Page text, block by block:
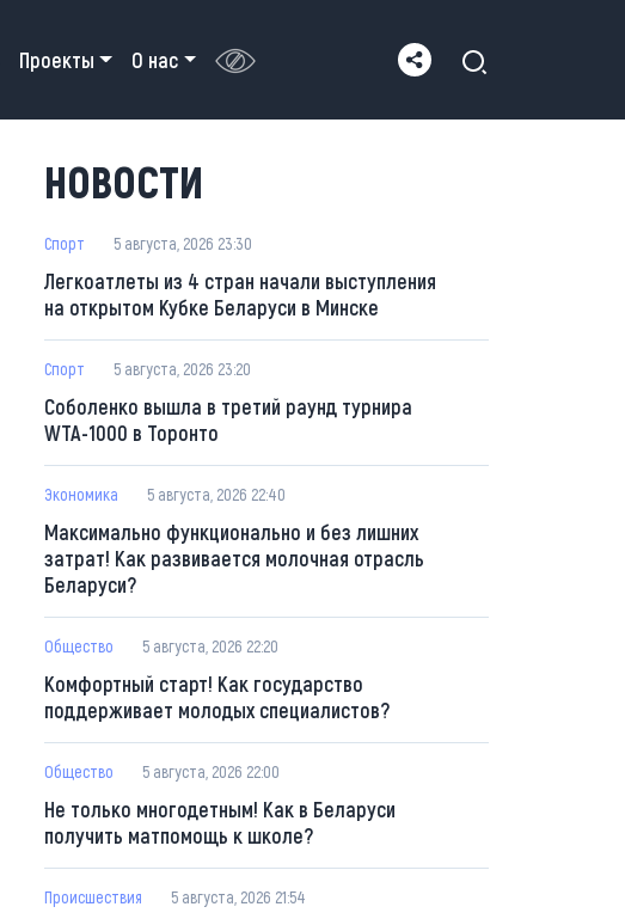
Проекты О нас
НОВОСТИ
Спорт 5 августа, 2026 23:30
Легкоатлеты из 4 стран начали выступления
на открытом Кубке Беларуси в Минске
Спорт 5 августа, 2026 23:20
Соболенко вышла в третий раунд турнира
WTA-1000 в Торонто
Экономика 5 августа, 2026 22:40
Максимально функционально и без лишних
затрат! Как развивается молочная отрасль
Беларуси?
Общество 5 августа, 2026 22:20
Комфортный старт! Как государство
поддерживает молодых специалистов?
Общество 5 августа, 2026 22:00
Не только многодетным! Как в Беларуси
получить матпомощь к школе?
Происшествия 5 августа, 2026 21:54